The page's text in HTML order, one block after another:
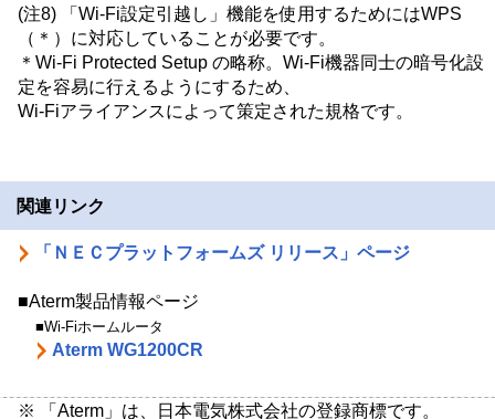
(注8) 「Wi-Fi設定引越し」機能を使用するためにはWPS
（＊）に対応していることが必要です。
＊Wi-Fi Protected Setup の略称。Wi-Fi機器同士の暗号化設
定を容易に行えるようにするため、
Wi-Fiアライアンスによって策定された規格です。
関連リンク
「ＮＥＣプラットフォームズ リリース」ページ
■Aterm製品情報ページ
■Wi-Fiホームルータ
Aterm WG1200CR
※ 「Aterm」は、日本電気株式会社の登録商標です。